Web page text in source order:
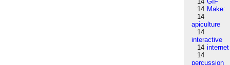
14 Make:
14
apiculture
14
interactive
14 internet
14
percussion